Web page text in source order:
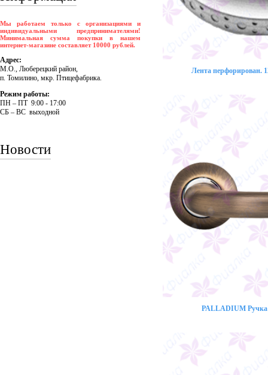
Мы работаем только с организациями и
индивидуальными предпринимателями!
Минимальная сумма покупки в нашем
интернет-магазине составляет 10000 рублей.
Адрес:
М.О., Люберецкий район,
п. Томилино, мкр. Птицефабрика.
Режим работы:
ПH – ПT 9:00 - 17:00
CБ – BC выходной
Новости
Лента перфорирован.
PALLADIUM Ручка